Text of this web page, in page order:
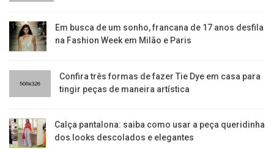
Em busca de um sonho, francana de 17 anos desfila
na Fashion Week em Milão e Paris
Confira três formas de fazer Tie Dye em casa para
tingir peças de maneira artística
Calça pantalona: saiba como usar a peça queridinha
dos looks descolados e elegantes